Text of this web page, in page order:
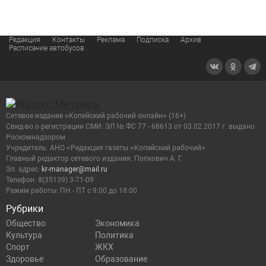
Редакция Контакты Реклама Подписка
Архив
Расписание автобусов
Рубрики
Общество
Экономика
Культура
Политика
Спорт
ЖКХ
Здоровье
Образование
Сетевое издание «Копейский рабочий онлайн» (16+)
Cвид-во о регистрации СМИ: ЭЛ № ФС 77 - 68613 от 03.02.2017 г. выдано
Роскомнадзором
Учредитель: АНО «Редакция газеты «Копейский рабочий»
Главный редактор сетевого издания: Попкович А. Г.
Эл. адрес: kr-manager@mail.ru
Телефон: 8(35139) 3-71-09
Режим работы: ПН - ПТ с 9:00 до 18:00